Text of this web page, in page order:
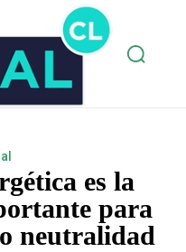
es la
para
neutralidad